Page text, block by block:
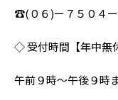
☎︎(０６)ー７５０４
◇ 受付時間【年中無
午前９時〜午後９時